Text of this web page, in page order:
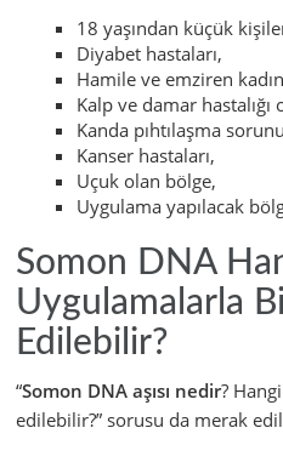
18 yaşından küçük
Diyabet hastaları,
Hamile ve emziren
Kalp ve damar hastalığı
Kanda pıhtılaşma
Kanser hastaları,
Uçuk olan bölge,
Uygulama yapılacak
Somon DNA
Uygulamalarla
Edilebilir?
“Somon DNA aşısı nedir?
edilebilir?” sorusu da merak